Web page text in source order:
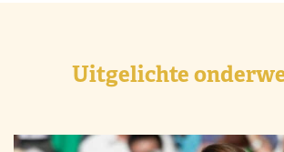
Uitgelichte